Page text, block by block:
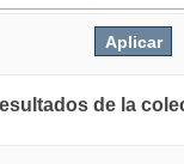
de la